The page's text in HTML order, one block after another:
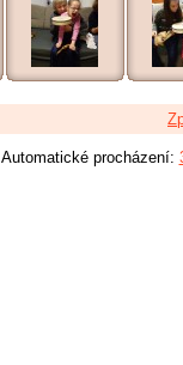
Automatické procházení: